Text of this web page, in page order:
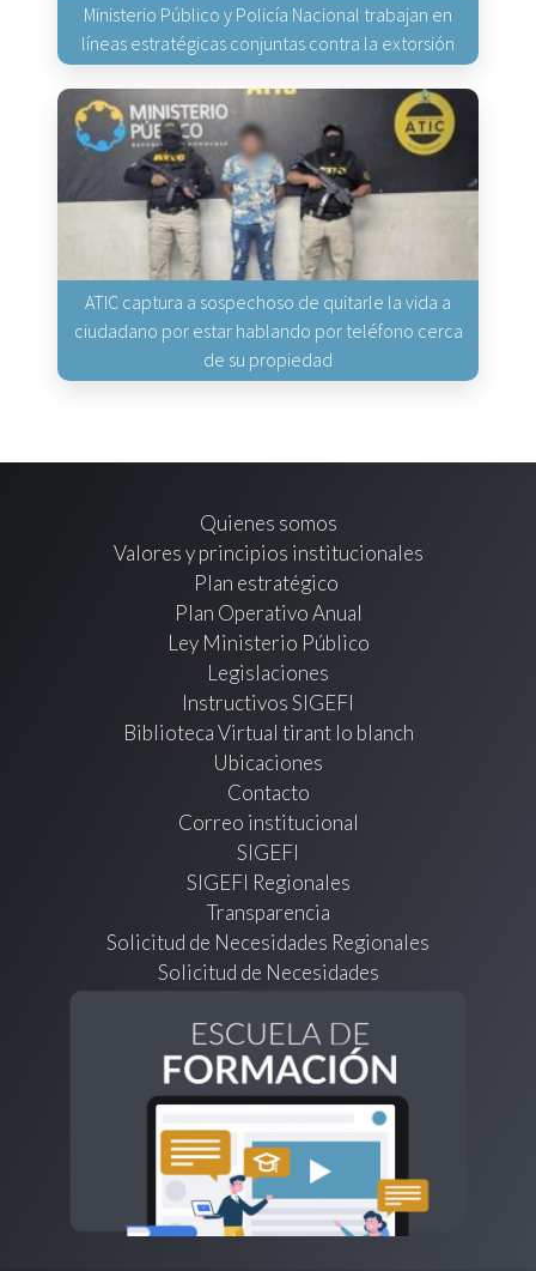
Ministerio Público y Policía Nacional trabajan en
líneas estratégicas conjuntas contra la extorsión
ATIC captura a sospechoso de quitarle la vida a
ciudadano por estar hablando por teléfono cerca
de su propiedad
Quienes somos
Valores y principios institucionales
Plan estratégico
Plan Operativo Anual
Ley Ministerio Público
Legislaciones
Instructivos SIGEFI
Biblioteca Virtual tirant lo blanch
Ubicaciones
Contacto
Correo institucional
SIGEFI
SIGEFI Regionales
Transparencia
Solicitud de Necesidades Regionales
Solicitud de Necesidades